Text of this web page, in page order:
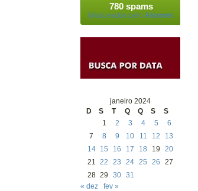
780 spams
bloqueados pelo Akismet
janeiro 2024
D
S T Q Q S
S
1
2 3 4 5
6
7
8 9 10 11 12
13
14
15 16 17 18 19
20
21
22 23 24 25 26
27
28 29 30 31
« dez
fev »